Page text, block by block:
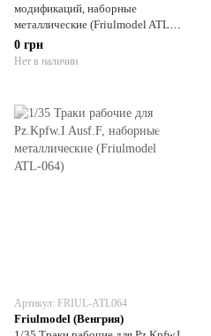
модификаций, наборные
металлические (Friulmodel ATL-
102)
0 грн
Нет в наличии
Артикул: FRIUL-ATL064
Friulmodel (Венгрия)